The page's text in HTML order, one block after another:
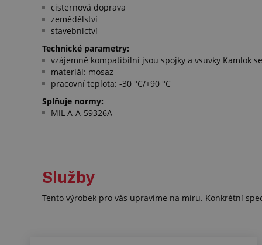
cisternová doprava
zemědělství
stavebnictví
Technické parametry:
vzájemně kompatibilní jsou spojky a vsuvky Kamlok
materiál: mosaz
pracovní teplota: -30 °C/+90 °C
Splňuje normy:
MIL A-A-59326A
Služby
Tento výrobek pro vás upravíme na míru. Konkrétní